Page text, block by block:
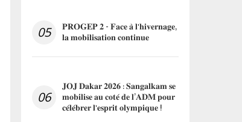
05 𝐏𝐑𝐎𝐆𝐄𝐏 𝟐 - 𝐅𝐚𝐜𝐞 𝐚̀ 𝐥'𝐡𝐢𝐯𝐞𝐫𝐧𝐚𝐠𝐞,
𝐥𝐚 𝐦𝐨𝐛𝐢𝐥𝐢𝐬𝐚𝐭𝐢𝐨𝐧 𝐜𝐨𝐧𝐭𝐢𝐧𝐮𝐞
06
𝐉𝐎𝐉 𝐃𝐚𝐤𝐚𝐫 𝟐𝟎𝟐𝟔 : 𝐒𝐚𝐧𝐠𝐚𝐥𝐤𝐚𝐦 𝐬𝐞
𝐦𝐨𝐛𝐢𝐥𝐢𝐬𝐞 𝐚𝐮 𝐜𝐨𝐭𝐞́ 𝐝𝐞 𝐥’𝐀𝐃𝐌 𝐩𝐨𝐮𝐫
𝐜𝐞́𝐥𝐞́𝐛𝐫𝐞𝐫 𝐥'𝐞𝐬𝐩𝐫𝐢𝐭 𝐨𝐥𝐲𝐦𝐩𝐢𝐪𝐮𝐞 !